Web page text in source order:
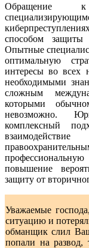
Обращение к
способом
Опытные
оптимальную
интересы во всех
необходимыми
сложным
которыми
невозможно.
комплексный
повышение
защиту от
Уважаемые
ситуацию и
обманщик слил
попали на развод,